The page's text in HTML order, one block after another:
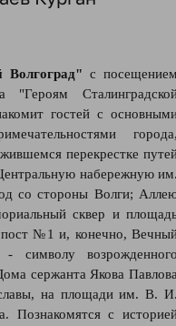
Волгоград" с
"Героям
гостей с
перекрестке
набережную
со стороны Волги;
сквер и
№1 и, конечно,
сержанта Якова
славы, на площади им. В.
Познакомятся с